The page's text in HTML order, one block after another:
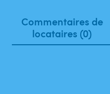
Commentaires de
locataires (0)